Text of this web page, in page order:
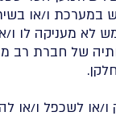
במערכת ו/או
לא מעניקה לו ו/
של חברת רב
ו/או לשכפל ו/או